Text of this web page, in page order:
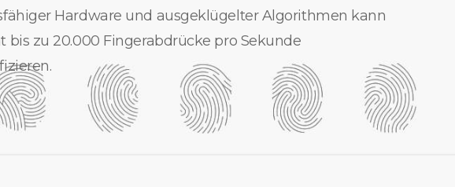
Hardware und ausgeklügelter Algorithmen kann
bis zu 20.000 Fingerabdrücke pro Sekunde